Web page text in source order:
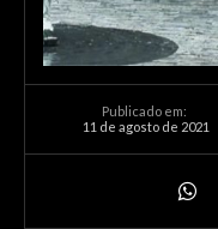
Publicado em:
11 de agosto de 2021